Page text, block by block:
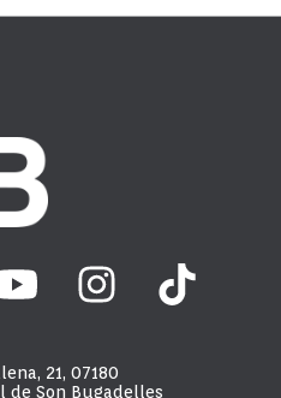
21, 07180
de Son Bugadelles